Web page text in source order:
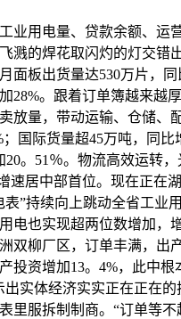
用电量、贷款余额、运营
溅的焊花取闪灼的灯交错
面板出货量达530万片，
28%。跟着订单簿越来越
放量，带动运输、仓储、
；国际货量超45万吨，同
20。51％。物流高效运转
速居中部首位。现在正在
表”持续向上跳动全省工业
电也实现超两位数增加，
双柳厂区，订单丰满，出
投资增加13。4%，此中
出实体经济实实正在正在
里服拆制制商。“订单等